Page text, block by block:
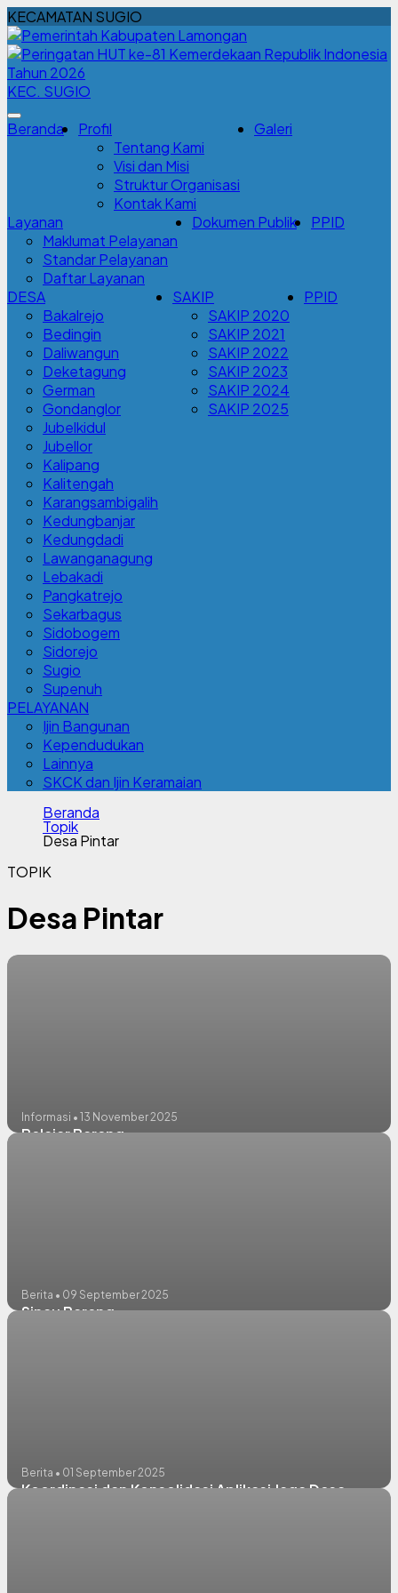
KECAMATAN SUGIO
KEC. SUGIO
Beranda
Profil
Tentang Kami
Visi dan Misi
Struktur Organisasi
Kontak Kami
Galeri
Layanan
Maklumat Pelayanan
Standar Pelayanan
Daftar Layanan
Dokumen Publik PPID
DESA
Bakalrejo
Bedingin
Daliwangun
Deketagung
German
Gondanglor
Jubelkidul
Jubellor
Kalipang
Kalitengah
Karangsambigalih
Kedungbanjar
Kedungdadi
Lawanganagung
Lebakadi
Pangkatrejo
Sekarbagus
Sidobogem
Sidorejo
Sugio
Supenuh
SAKIP
SAKIP 2020
SAKIP 2021
SAKIP 2022
SAKIP 2023
SAKIP 2024
SAKIP 2025
PPID
PELAYANAN
Ijin Bangunan
Kependudukan
Lainnya
SKCK dan Ijin Keramaian
Beranda
Topik
Desa Pintar
TOPIK
Desa Pintar
Informasi • 13 November 2025
Belajar Bareng
Berita • 09 September 2025
Sinau Bareng
Berita • 01 September 2025
Koordinasi dan Konsolidasi Aplikasi Jaga Desa